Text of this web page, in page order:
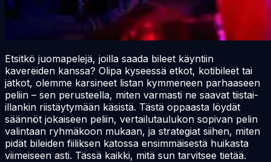
Etsitkö juomapelejä, joilla saada bileet käyntiin
kavereiden kanssa? Olipa kyseessä etkot, kotibileet tai
jatkot, olemme karsineet listan kymmeneen parhaaseen
peliin – sen perusteella, miten varmasti ne saavat tiistai-
illankin riistäytymään käsistä. Tästä oppaasta löydät
säännöt jokaiseen peliin, vertailutaulukon sopivan pelin
valintaan ryhmäkoon mukaan, ja strategiat siihen, miten
pidät bileiden fiiliksen katossa ensimmäisestä huikasta
viimeiseen asti. Tässä kaikki, mitä sun tarvitsee tietää.